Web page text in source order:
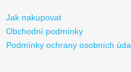
Jak nakupovat
Obchodní podmínky
Podmínky ochrany osobních